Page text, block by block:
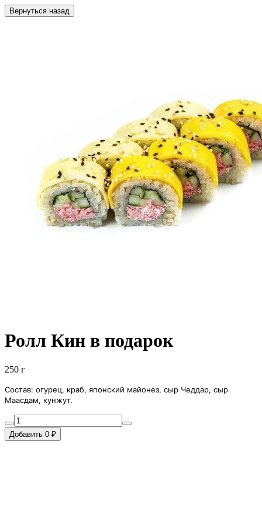
Вернуться назад
Ролл Кин в подарок
250 г
Состав: огурец, краб, японский майонез, сыр Чеддар, сыр
Маасдам, кунжут.
Добавить 0 ₽